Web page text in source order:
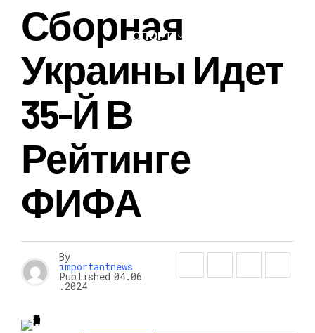
СПОРТ
Сборная
Украины Идет
35-Й В
Рейтинге
ФИФА
By
importantnews
Published 04.06
.2024